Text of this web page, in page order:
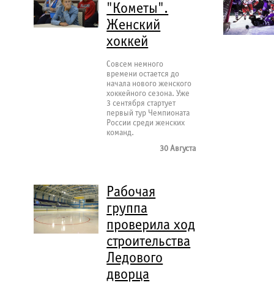
"Кометы".
Женский
хоккей
Совсем немного
времени остается до
начала нового женского
хоккейного сезона. Уже
3 сентября стартует
первый тур Чемпионата
России среди женских
команд.
30 Августа
Рабочая
группа
проверила ход
строительства
Ледового
дворца